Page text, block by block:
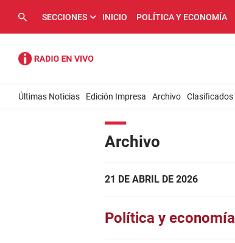
SECCIONES INICIO POLÍTICA Y ECONOMÍA
Últimas Noticias Edición Impresa Archivo Clasificados
Archivo
21 DE ABRIL DE 2026
Política y economía